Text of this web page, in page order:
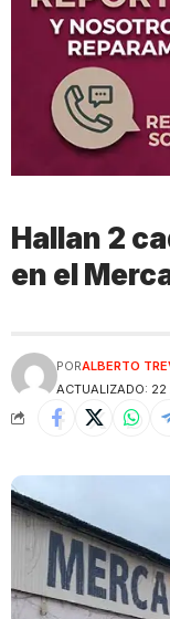
Hallan 2
en el
ACTUALIZADO:
PORALBERTO